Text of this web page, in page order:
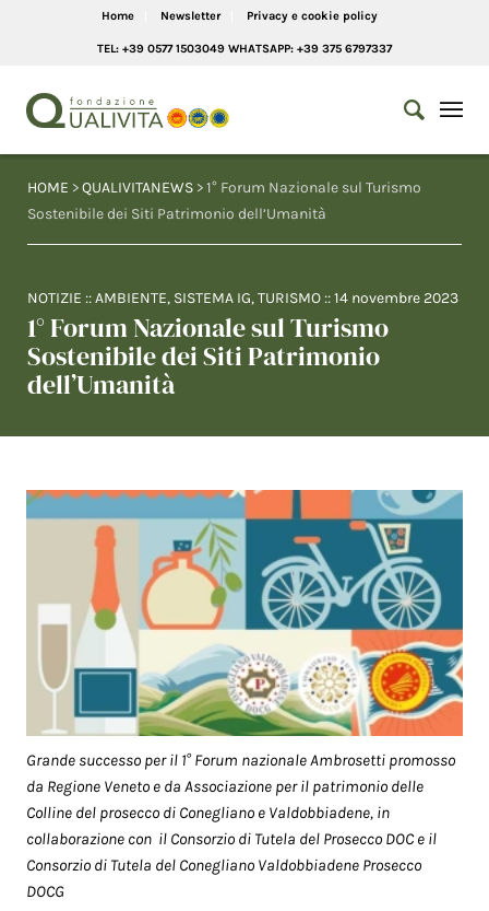
Home Newsletter Privacy e cookie policy
TEL: +39 0577 1503049 WHATSAPP: +39 375 6797337
HOME >QUALIVITANEWS > 1° Forum Nazionale sul Turismo
Sostenibile dei Siti Patrimonio dell’Umanità
NOTIZIE ::AMBIENTE, SISTEMA IG,TURISMO ::14 novembre 2023
1° Forum Nazionale sul Turismo
Sostenibile dei Siti Patrimonio
dell’Umanità
Grande successo per il 1° Forum nazionale Ambrosetti promosso
da Regione Veneto e da Associazione per il patrimonio delle
Colline del prosecco di Conegliano e Valdobbiadene, in
collaborazione con il Consorzio di Tutela del Prosecco DOC e il
Consorzio di Tutela del Conegliano Valdobbiadene Prosecco
DOCG